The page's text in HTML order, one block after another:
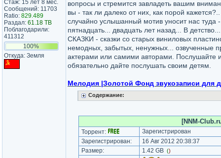
Стаж: 15 лет 8 мес.
Сообщений: 11703
Ratio: 829.489
Раздал: 61.18 TB
Поблагодарили:
411312
100%
Откуда: Земля
вопросы и стремится завладеть вашим
вы - так ли далеко от них, как порой
случайно услышанный мотив уносит нас туда
пятнадцать... двадцать лет назад... В детство...
СКАЗКИ - сказки со старых виниловых
немодных, забытых, ненужных... озвученные
актерами или самими авторами. Послушайте
обязательно дайте послушать своим детям.
Мелодия |Золотой Фонд звукозаписи для
Содержание:
[NNM-
Торрент:
Зарегистрирован
Зарегистрирован:
16 Авг 2012 20:38:37
Размер:
1.42 GB ()